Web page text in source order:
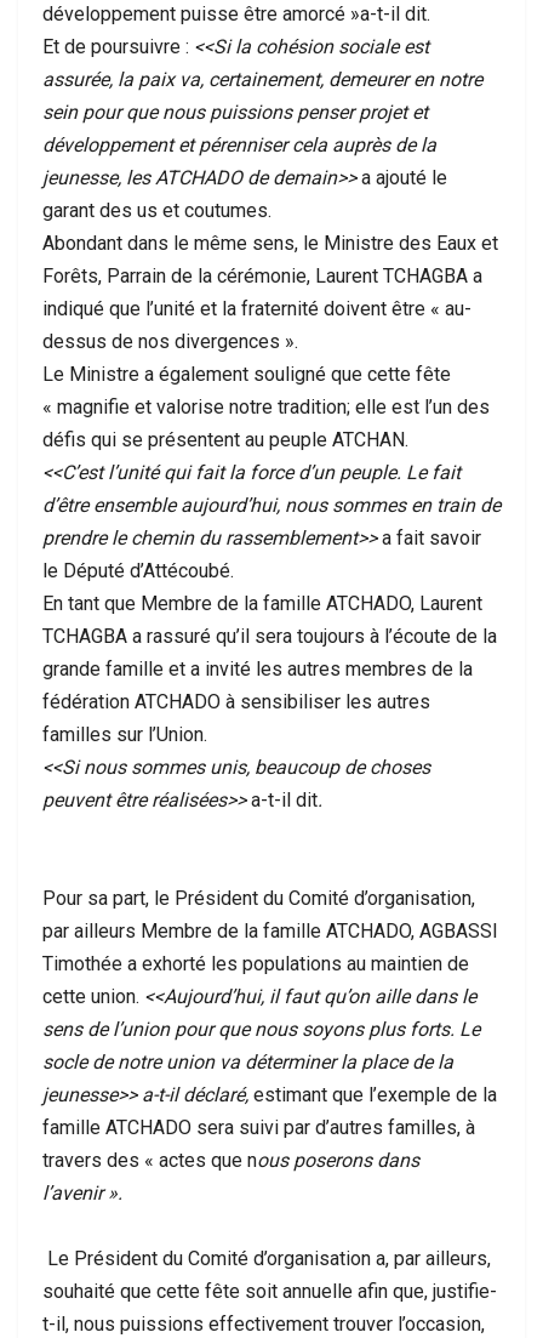
développement puisse être amorcé »a-t-il dit.
Et de poursuivre : <<Si la cohésion sociale est
assurée, la paix va, certainement, demeurer en notre
sein pour que nous puissions penser projet et
développement et pérenniser cela auprès de la
jeunesse, les ATCHADO de demain>>a ajouté le
garant des us et coutumes.
Abondant dans le même sens, le Ministre des Eaux et
Forêts, Parrain de la cérémonie, Laurent TCHAGBA a
indiqué que l’unité et la fraternité doivent être « au-
dessus de nos divergences ».
Le Ministre a également souligné que cette fête
« magnifie et valorise notre tradition; elle est l’un des
défis qui se présentent au peuple ATCHAN.
<<C’est l’unité qui fait la force d’un peuple. Le fait
d’être ensemble aujourd’hui, nous sommes en train de
prendre le chemin du rassemblement>>a fait savoir
le Député d’Attécoubé.
En tant que Membre de la famille ATCHADO, Laurent
TCHAGBA a rassuré qu’il sera toujours à l’écoute de la
grande famille et a invité les autres membres de la
fédération ATCHADO à sensibiliser les autres
familles sur l’Union.
<<Si nous sommes unis, beaucoup de choses
peuvent être réalisées>>a-t-il dit.
Pour sa part, le Président du Comité d’organisation,
par ailleurs Membre de la famille ATCHADO, AGBASSI
Timothée a exhorté les populations au maintien de
cette union. <<Aujourd’hui, il faut qu’on aille dans le
sens de l’union pour que nous soyons plus forts. Le
socle de notre union va déterminer la place de la
jeunesse>> a-t-il déclaré, estimant que l’exemple de la
famille ATCHADO sera suivi par d’autres familles, à
travers des « actes que nous poserons dans
l’avenir ».
Le Président du Comité d’organisation a, par ailleurs,
souhaité que cette fête soit annuelle afin que, justifie-
t-il, nous puissions effectivement trouver l’occasion,